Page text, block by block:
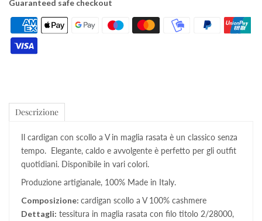
Guaranteed safe checkout
Descrizione
Il cardigan con scollo a V in maglia rasata è un classico senza
tempo. Elegante, caldo e avvolgente è perfetto per gli outfit
quotidiani. Disponibile in vari colori.
Produzione artigianale, 100% Made in Italy.
Composizione: cardigan scollo a V 100% cashmere
Dettagli: tessitura in maglia rasata con filo titolo 2/28000,